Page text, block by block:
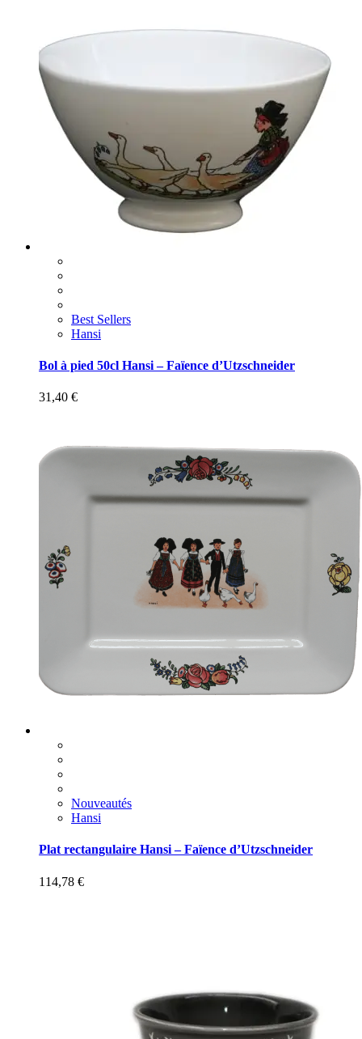
Best Sellers
Hansi
Bol à pied 50cl Hansi – Faïence d’Utzschneider
31,40 €
Nouveautés
Hansi
Plat rectangulaire Hansi – Faïence d’Utzschneider
114,78 €